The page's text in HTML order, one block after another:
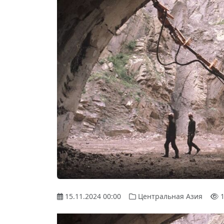
15.11.2024 00:00 Центральная Азия